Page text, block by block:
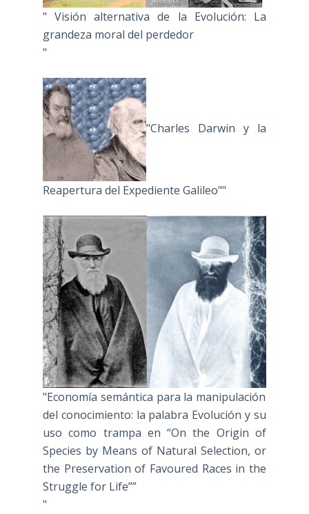
" Visión alternativa de la Evolución: La
grandeza moral del perdedor
"
"Charles Darwin y la
Reapertura del Expediente Galileo""
"Economía semántica para la manipulación
del conocimiento: la palabra Evolución y su
uso como trampa en “On the Origin of
Species by Means of Natural Selection, or
the Preservation of Favoured Races in the
Struggle for Life””
"